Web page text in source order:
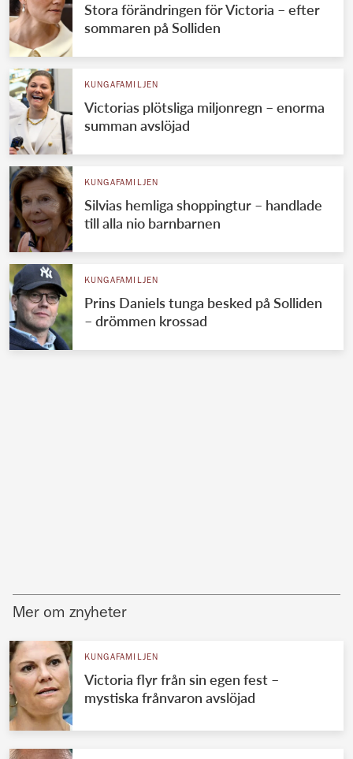
Stora förändringen för Victoria – efter
sommaren på Solliden
KUNGAFAMILJEN
Victorias plötsliga miljonregn – enorma
summan avslöjad
KUNGAFAMILJEN
Silvias hemliga shoppingtur – handlade
till alla nio barnbarnen
KUNGAFAMILJEN
Prins Daniels tunga besked på Solliden
– drömmen krossad
Mer om znyheter
KUNGAFAMILJEN
Victoria flyr från sin egen fest –
mystiska frånvaron avslöjad